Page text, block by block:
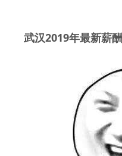
武汉2019年最新薪酬